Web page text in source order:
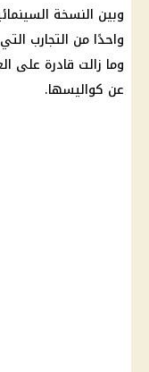
وبين النسخة
واحدًا من التجارب
وما زالت قادرة على
عن كواليسها.